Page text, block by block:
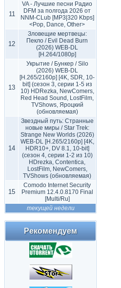
11
VA - Лучшие песни Радио
DFM за полгода 2026 от
NNM-CLub [MP3|320 Kbps]
<Pop, Dance, Other>
12
Зловещие мертвецы:
Пекло / Evil Dead Burn
(2026) WEB-DL
[H.264/1080p]
13
Укрытие / Бункер / Silo
(2026) WEB-DL
[H.265/2160p] [4K, SDR, 10-
bit] (сезон 3, серии 1-5 из
10) HDRezka, NewComers,
Red Head Sound, LostFilm,
TVShows, Яроцкий
(обновляемая)
14
Звездный путь: Странные
новые миры / Star Trek:
Strange New Worlds (2026)
WEB-DL [H.265/2160p] [4K,
HDR10+, DV 8.1, 10-bit]
(сезон 4, серии 1-2 из 10)
HDrezka, Contentica,
LostFilm, NewComers,
TVShows (обновляемая)
15
Comodo Internet Security
Premium 12.4.0.8170 Final
[Multi/Ru]
текущей недели
Рекомендуем